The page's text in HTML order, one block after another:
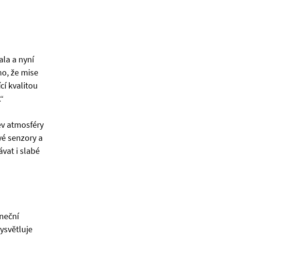
a nyní
že mise
kvalitou
atmosféry
senzory a
i slabé